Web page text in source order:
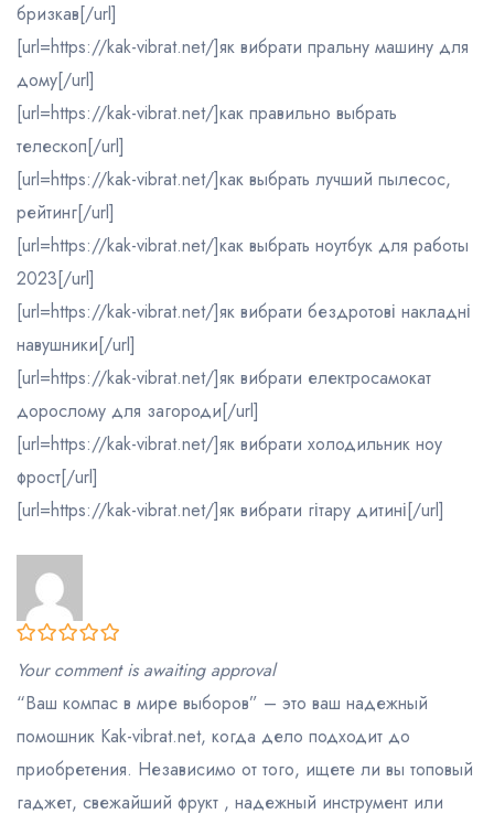
бризкав[/url]
[url=https://kak-vibrat.net/]як вибрати пральну машину для
дому[/url]
[url=https://kak-vibrat.net/]как правильно выбрать
телескоп[/url]
[url=https://kak-vibrat.net/]как выбрать лучший пылесос,
рейтинг[/url]
[url=https://kak-vibrat.net/]как выбрать ноутбук для работы
2023[/url]
[url=https://kak-vibrat.net/]як вибрати бездротові накладні
навушники[/url]
[url=https://kak-vibrat.net/]як вибрати електросамокат
дорослому для загороди[/url]
[url=https://kak-vibrat.net/]як вибрати холодильник ноу
фрост[/url]
[url=https://kak-vibrat.net/]як вибрати гітару дитині[/url]
out
of
Your comment is awaiting approval
“Ваш компас в мире выборов” – это ваш надежный
помошник Kak-vibrat.net, когда дело подходит до
приобретения. Независимо от того, ищете ли вы топовый
гаджет, свежайший фрукт , надежный инструмент или